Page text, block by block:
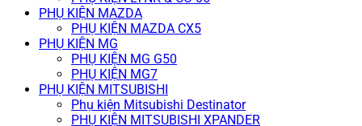
PHỤ KIỆN MAZDA
PHỤ KIỆN MAZDA CX5
PHỤ KIỆN MG
PHỤ KIỆN MG G50
PHỤ KIỆN MG7
PHỤ KIỆN MITSUBISHI
Phụ kiện Mitsubishi Destinator
PHỤ KIỆN MITSUBISHI XPANDER